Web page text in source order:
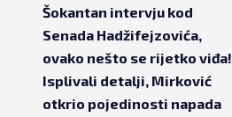
Šokantan intervju kod
Senada Hadžifejzovića,
ovako nešto se rijetko viđa!
Isplivali detalji, Mirković
otkrio pojedinosti napada